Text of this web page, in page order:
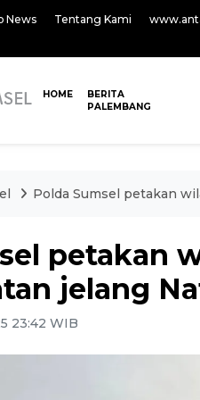
News Tentang Kami
HOME
BERITA
PALEMBANG
Polda Sumsel petakan
petakan
jelang
23:42 WIB